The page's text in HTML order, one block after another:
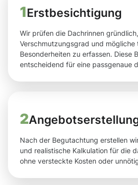
1Erstbesichtigung
Wir prüfen die Dachrinnen
Verschmutzungsgrad und mögliche
Besonderheiten zu erfassen. Diese
entscheidend für eine passgenaue
2
Nach der Begutachtung erstellen
und realistische Kalkulation für die
ohne versteckte Kosten oder